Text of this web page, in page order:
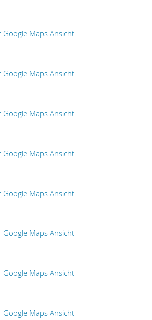
Google Maps Ansicht
Google Maps Ansicht
Google Maps Ansicht
Google Maps Ansicht
Google Maps Ansicht
Google Maps Ansicht
Google Maps Ansicht
Google Maps Ansicht